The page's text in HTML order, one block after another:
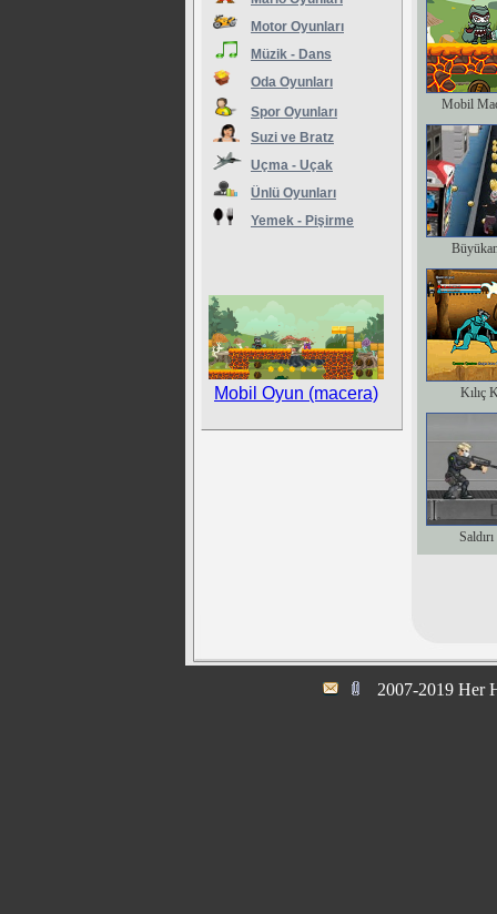
Motor Oyunları
Müzik - Dans
Oda Oyunları
Spor Oyunları
Suzi ve Bratz
Uçma - Uçak
Ünlü Oyunları
Yemek - Pişirme
Mobil Oyun (macera)
Mobil
Kılıç
2007-2019 Her